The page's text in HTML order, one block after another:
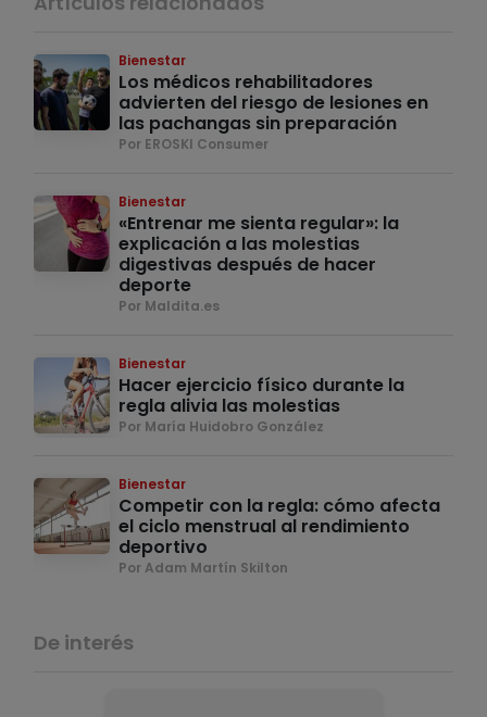
Bienestar
Los médicos rehabilitadores
advierten del riesgo de lesiones en
las pachangas sin preparación
Por EROSKI Consumer
Bienestar
«Entrenar me sienta regular»: la
explicación a las molestias
digestivas después de hacer
deporte
Por Maldita.es
Bienestar
Hacer ejercicio físico durante la
regla alivia las molestias
Por María Huidobro González
Bienestar
Competir con la regla: cómo afecta
el ciclo menstrual al rendimiento
deportivo
Por Adam Martín Skilton
De interés